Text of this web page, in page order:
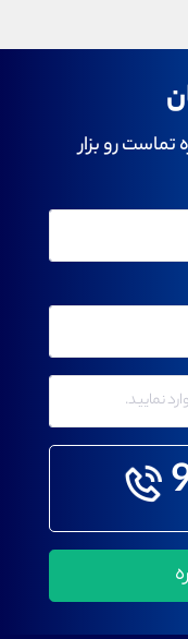
تماست رو بزار